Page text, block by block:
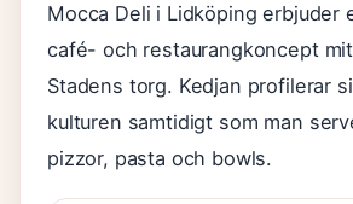
Mocca Deli i Lidköping erbjuder
café- och restaurangkoncept
Stadens torg. Kedjan profilerar
kulturen samtidigt som man
pizzor, pasta och bowls.